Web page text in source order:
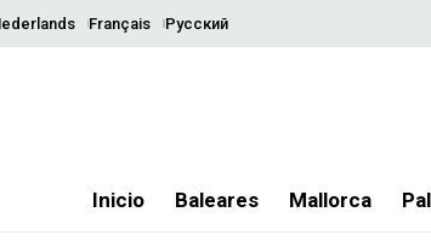
Français Русский
Inicio Baleares Mallorca